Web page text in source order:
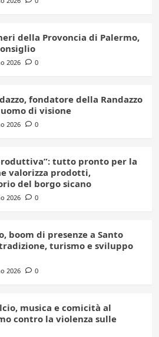
della Provoncia di Palermo,
2026 0
fondatore della Randazzo
di visione
2026 0
tutto pronto per la
valorizza prodotti,
del borgo sicano
2026 0
boom di presenze a Santo
turismo e sviluppo
2026 0
musica e comicità al
contro la violenza sulle